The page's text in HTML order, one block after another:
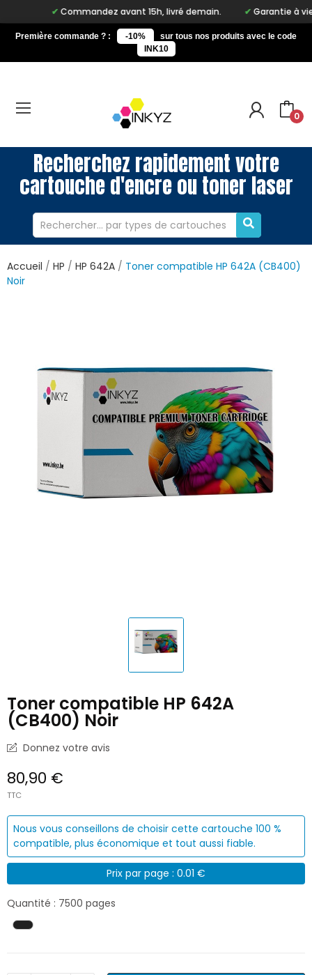
Commandez avant 15h, livré demain. Garantie à vie sur
Première commande ? : -10%
sur tous nos produits avec le code
INK10
0
Recherchez rapidement votre
cartouche d'encre ou toner laser
Accueil HP HP 642A
Toner compatible HP 642A (CB400)
Noir
Toner compatible HP 642A
(CB400) Noir
Donnez votre avis
80,90 €
TTC
Nous vous conseillons de choisir cette cartouche 100 %
compatible, plus économique et tout aussi fiable.
Prix par page : 0.01 €
Quantité : 7500 pages